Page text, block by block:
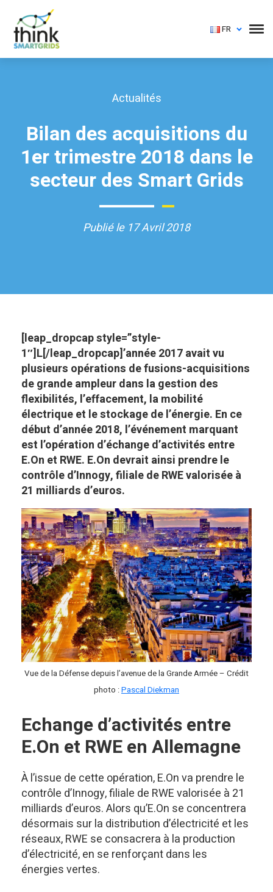
FR
Actualités
Bilan des acquisitions du
1er trimestre 2018 dans le
secteur des Smart Grids
Publié le 17 Avril 2018
[leap_dropcap style=”style-
1″]L[/leap_dropcap]’année 2017 avait vu
plusieurs opérations de fusions-acquisitions
de grande ampleur dans la gestion des
flexibilités, l’effacement, la mobilité
électrique et le stockage de l’énergie. En ce
début d’année 2018, l’événement marquant
est l’opération d’échange d’activités entre
E.On et RWE. E.On devrait ainsi prendre le
contrôle d’Innogy, filiale de RWE valorisée à
21 milliards d’euros.
Vue de la Défense depuis l’avenue de la Grande Armée – Crédit
photo :Pascal Diekman
Echange d’activités entre
E.On et RWE en Allemagne
À l’issue de cette opération, E.On va prendre le
contrôle d’Innogy, filiale de RWE valorisée à 21
milliards d’euros. Alors qu’E.On se concentrera
désormais sur la distribution d’électricité et les
réseaux, RWE se consacrera à la production
d’électricité, en se renforçant dans les
énergies vertes.